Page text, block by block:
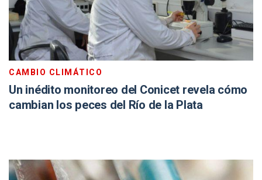
CAMBIO CLIMÁTICO
Un inédito monitoreo del Conicet revela cómo
cambian los peces del Río de la Plata